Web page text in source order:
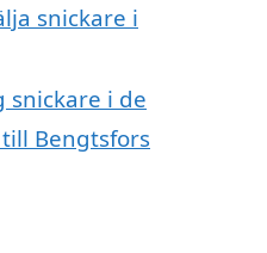
snickare i
snickare i de
Bengtsfors